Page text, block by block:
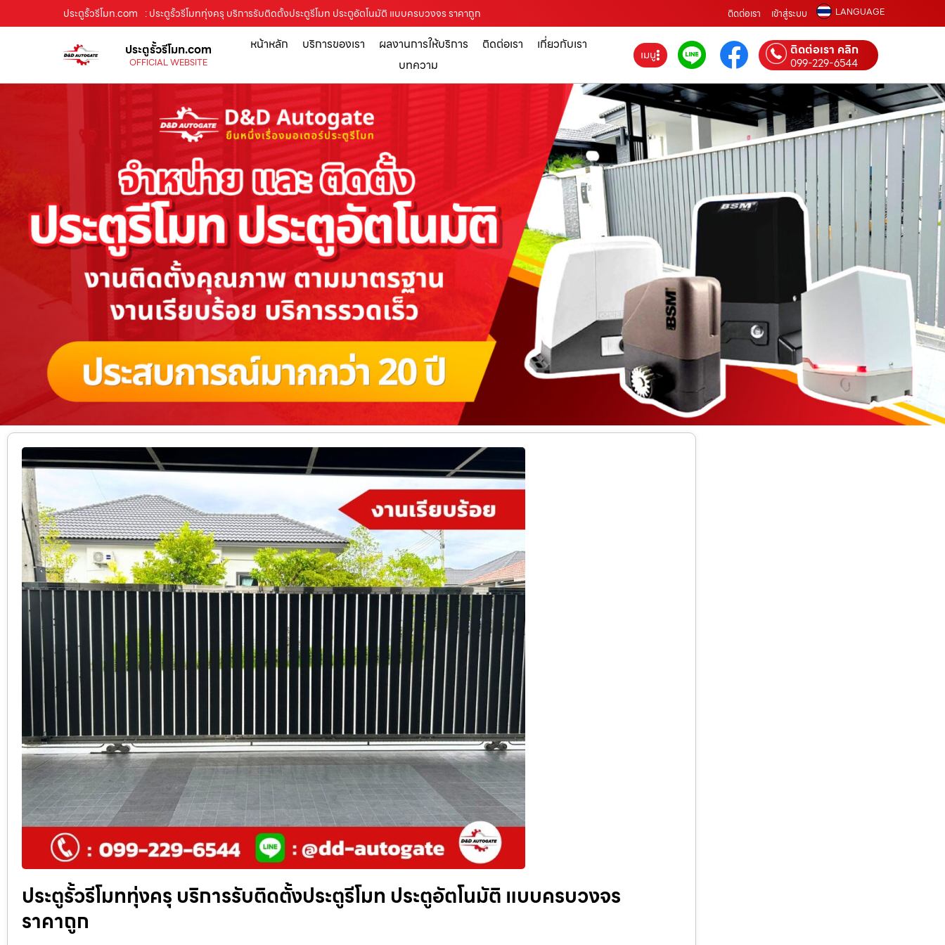
ประตูรั้วรีโมท.com : ประตูรั้วรีโมททุ่งครุ บริการรับติดตั้งประตูรีโมท ประตูอัตโนมัติ แบบครบวงจร ราคาถูก ติดต่อเรา เข้าสู่ระบบ LANGUAGE
ประตูรั้วรีโมท.com
OFFICIAL WEBSITE
หน้าหลัก บริการของเรา ผลงานการให้บริการ ติดต่อเรา
เกี่ยวกับเรา
บทความ
เมนู ติดต่อเรา คลิก
099-229-6544
ประตูรั้วรีโมททุ่งครุ บริการรับติดตั้งประตูรีโมท ประตูอัตโนมัติ แบบครบวงจร
ราคาถูก